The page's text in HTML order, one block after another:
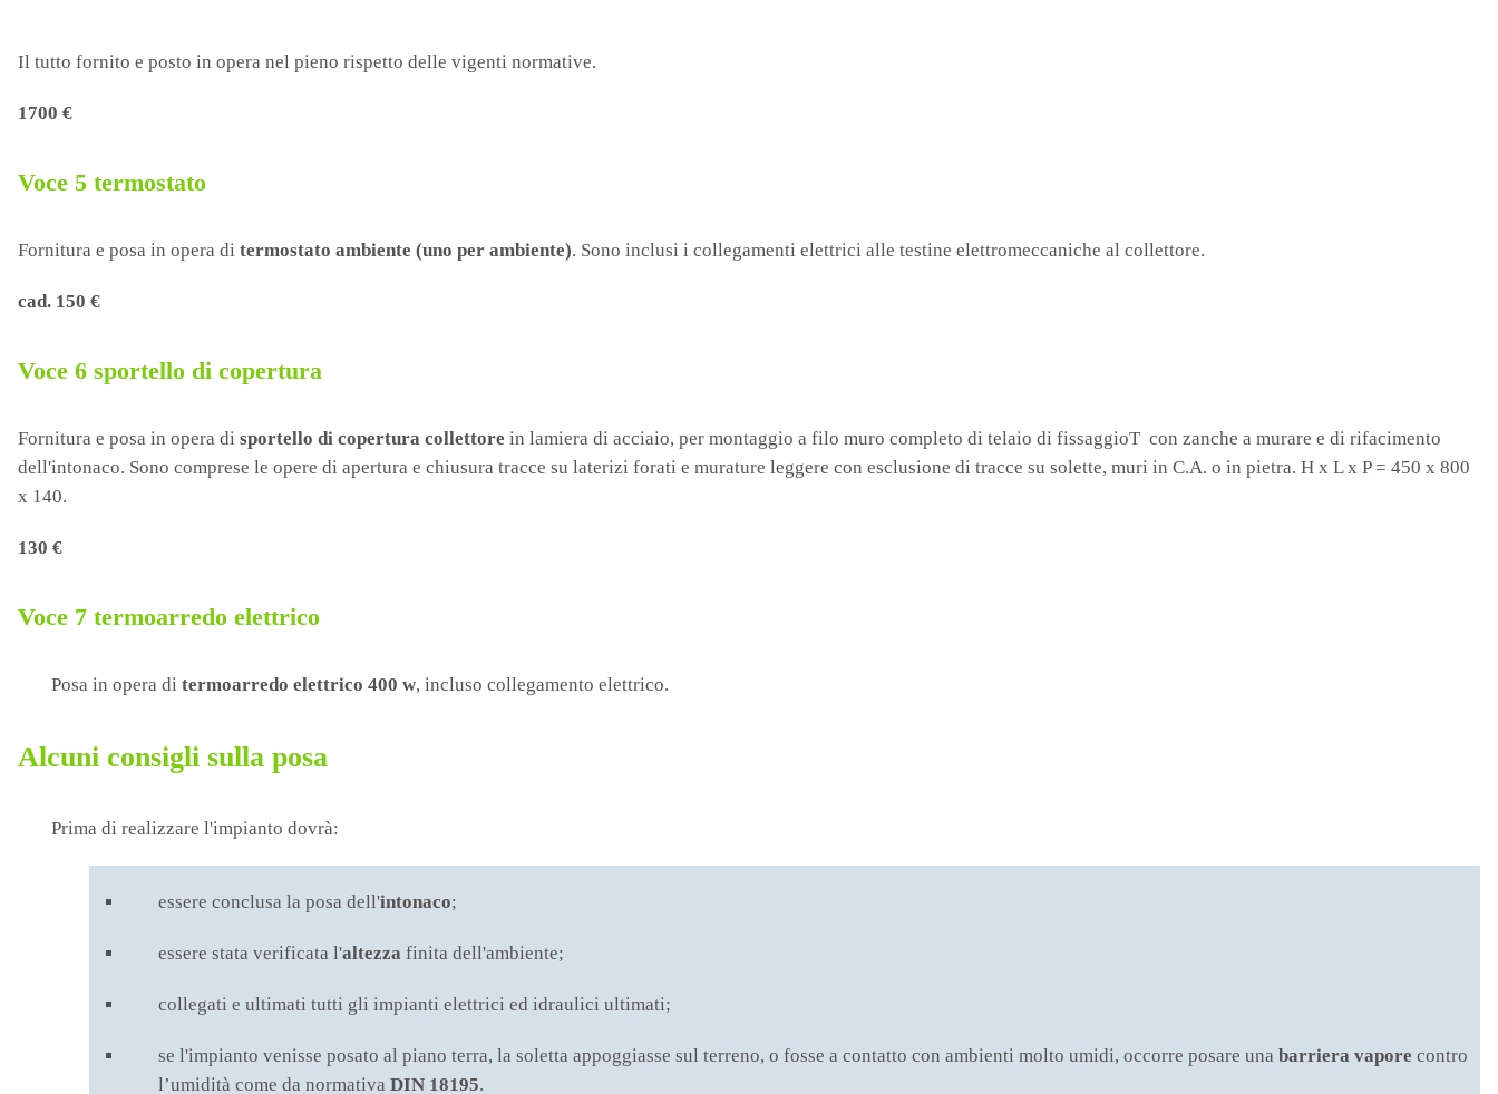
Il tutto fornito e posto in opera nel pieno rispetto delle vigenti normative.
1700 €
Voce 5 termostato
Fornitura e posa in opera di termostato ambiente (uno per ambiente). Sono inclusi i collegamenti elettrici alle testine elettromeccaniche al collettore.
cad. 150 €
Voce 6 sportello di copertura
Fornitura e posa in opera di sportello di copertura collettore in lamiera di acciaio, per montaggio a filo muro completo di telaio di fissaggioT con zanche a murare e di rifacimento
dell'intonaco. Sono comprese le opere di apertura e chiusura tracce su laterizi forati e murature leggere con esclusione di tracce su solette, muri in C.A. o in pietra. H x L x P = 450 x 800
x 140.
130 €
Voce 7 termoarredo elettrico
Posa in opera di termoarredo elettrico 400 w, incluso collegamento elettrico.
Alcuni consigli sulla posa
Prima di realizzare l'impianto dovrà:
essere conclusa la posa dell'intonaco;
essere stata verificata l'altezza finita dell'ambiente;
collegati e ultimati tutti gli impianti elettrici ed idraulici ultimati;
se l'impianto venisse posato al piano terra, la soletta appoggiasse sul terreno, o fosse a contatto con ambienti molto umidi, occorre posare una barriera vapore contro
l’umidità come da normativa DIN 18195.